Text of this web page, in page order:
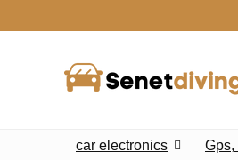
car electronics Gps,